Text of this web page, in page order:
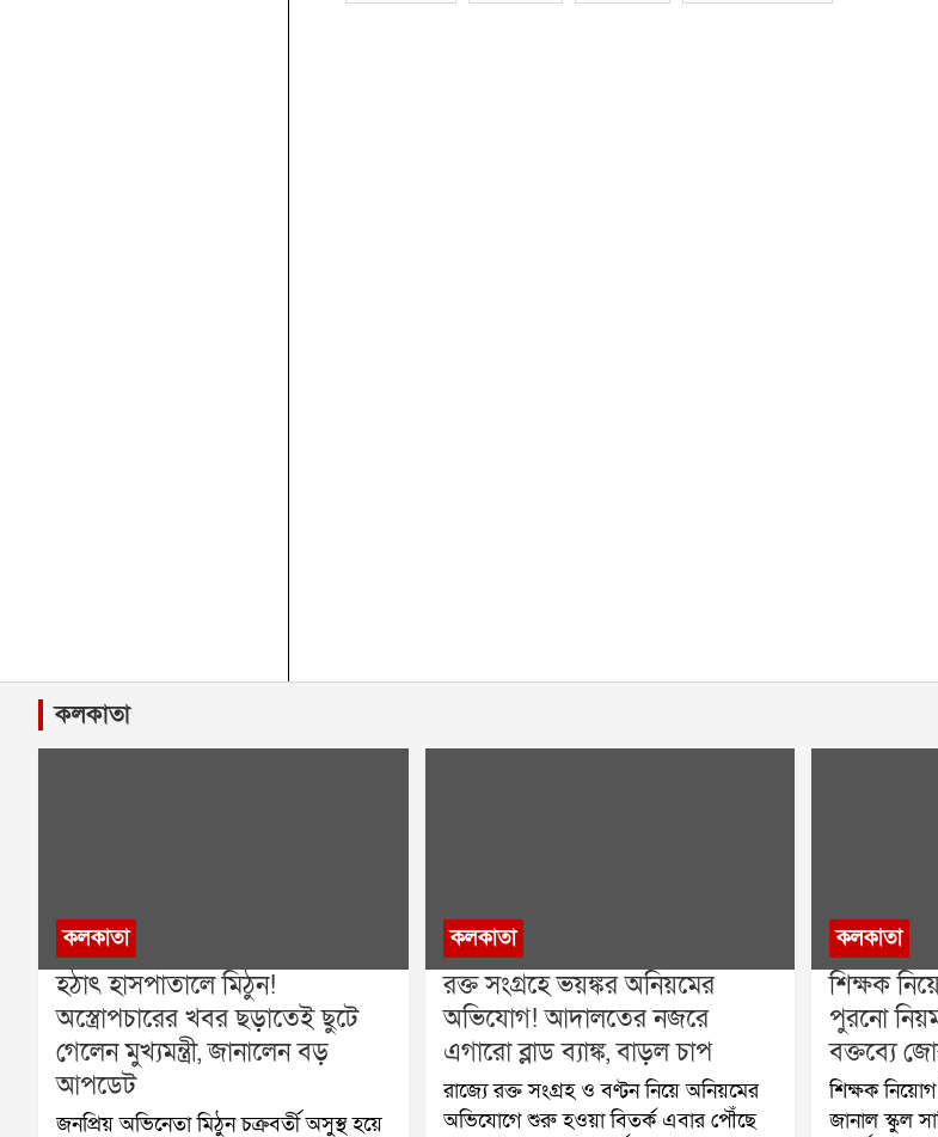
কলকাতা
কলকাতা
হঠাৎ হাসপাতালে মিঠুন!
অস্ত্রোপচারের খবর ছড়াতেই ছুটে
গেলেন মুখ্যমন্ত্রী, জানালেন বড়
আপডেট
জনপ্রিয় অভিনেতা মিঠুন চক্রবর্তী অসুস্থ হয়ে
কলকাতা
রক্ত সংগ্রহে ভয়ঙ্কর অনিয়মের
অভিযোগ! আদালতের নজরে
এগারো ব্লাড ব্যাঙ্ক, বাড়ল চাপ
রাজ্যে রক্ত সংগ্রহ ও বণ্টন নিয়ে অনিয়মের
অভিযোগে শুরু হওয়া বিতর্ক এবার পৌঁছে
কলকাতা
শিক্ষক
পুরনো
বক্তব্যে
শিক্ষক
জানাল স্কুল